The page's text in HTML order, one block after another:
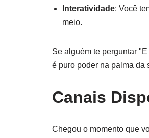
Interatividade: Você
meio.
Se alguém te perguntar
é puro poder na palma da
Canais
Chegou o momento que